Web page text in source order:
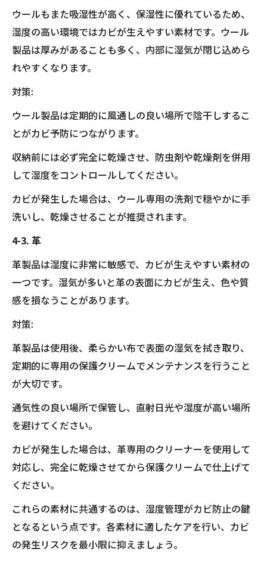
ウールもまた吸湿性が高く、保湿性に優れているため、
湿度の高い環境ではカビが生えやすい素材です。ウール
製品は厚みがあることも多く、内部に湿気が閉じ込めら
れやすくなります。
対策:
ウール製品は定期的に風通しの良い場所で陰干しするこ
とがカビ予防につながります。
収納前には必ず完全に乾燥させ、防虫剤や乾燥剤を併用
して湿度をコントロールしてください。
カビが発生した場合は、ウール専用の洗剤で穏やかに手
洗いし、乾燥させることが推奨されます。
4-3. 革
革製品は湿度に非常に敏感で、カビが生えやすい素材の
一つです。湿気が多いと革の表面にカビが生え、色や質
感を損なうことがあります。
対策:
革製品は使用後、柔らかい布で表面の湿気を拭き取り、
定期的に専用の保護クリームでメンテナンスを行うこと
が大切です。
通気性の良い場所で保管し、直射日光や湿度が高い場所
を避けてください。
カビが発生した場合は、革専用のクリーナーを使用して
対応し、完全に乾燥させてから保護クリームで仕上げて
ください。
これらの素材に共通するのは、湿度管理がカビ防止の鍵
となるという点です。各素材に適したケアを行い、カビ
の発生リスクを最小限に抑えましょう。